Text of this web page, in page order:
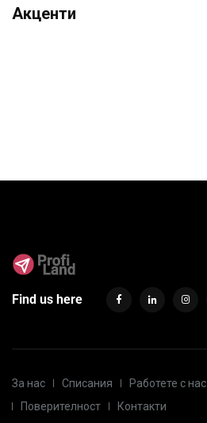
Акценти
Find us here
За нас Списания Работете с нас
Поверителност
Контакти